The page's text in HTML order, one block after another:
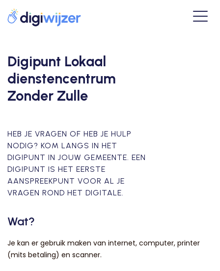
Digipunt Lokaal
dienstencentrum
Zonder Zulle
HEB JE VRAGEN OF HEB JE HULP
NODIG? KOM LANGS IN HET
DIGIPUNT IN JOUW GEMEENTE. EEN
DIGIPUNT IS HET EERSTE
AANSPREEKPUNT VOOR AL JE
VRAGEN ROND HET DIGITALE.
Wat?
Je kan er gebruik maken van internet, computer, printer
(mits betaling) en scanner.